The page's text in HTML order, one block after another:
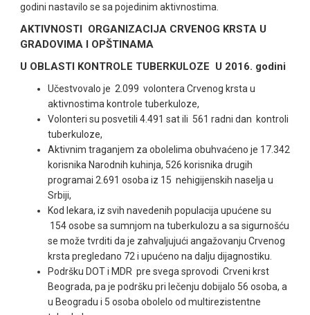
godini nastavilo se sa pojedinim aktivnostima.
AKTIVNOSTI ORGANIZACIJA CRVENOG KRSTA U
GRADOVIMA I OPŠTINAMA
U OBLASTI KONTROLE TUBERKULOZE U 2016. godini
Učestvovalo je 2.099 volontera Crvenog krsta u
aktivnostima kontrole tuberkuloze,
Volonteri su posvetili 4.491 sat ili 561 radni dan kontroli
tuberkuloze,
Aktivnim traganjem za obolelima obuhvaćeno je 17.342
korisnika Narodnih kuhinja, 526 korisnika drugih
programai 2.691 osoba iz 15 nehigijenskih naselja u
Srbiji,
Kod lekara, iz svih navedenih populacija upućene su
154 osobe sa sumnjom na tuberkulozu a sa sigurnošću
se može tvrditi da je zahvaljujući angažovanju Crvenog
krsta pregledano 72 i upućeno na dalju dijagnostiku.
Podršku DOT i MDR pre svega sprovodi Crveni krst
Beograda, pa je podršku pri lečenju dobijalo 56 osoba, a
u Beogradu i 5 osoba obolelo od multirezistentne